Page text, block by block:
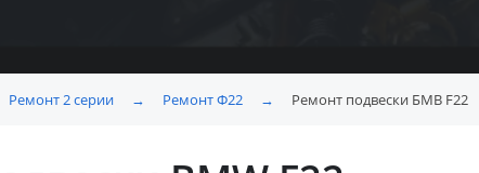
Ремонт 2 серии → Ремонт Ф22 → Ремонт подвески БМВ F22